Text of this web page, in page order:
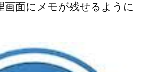
画面にメモが残せるように